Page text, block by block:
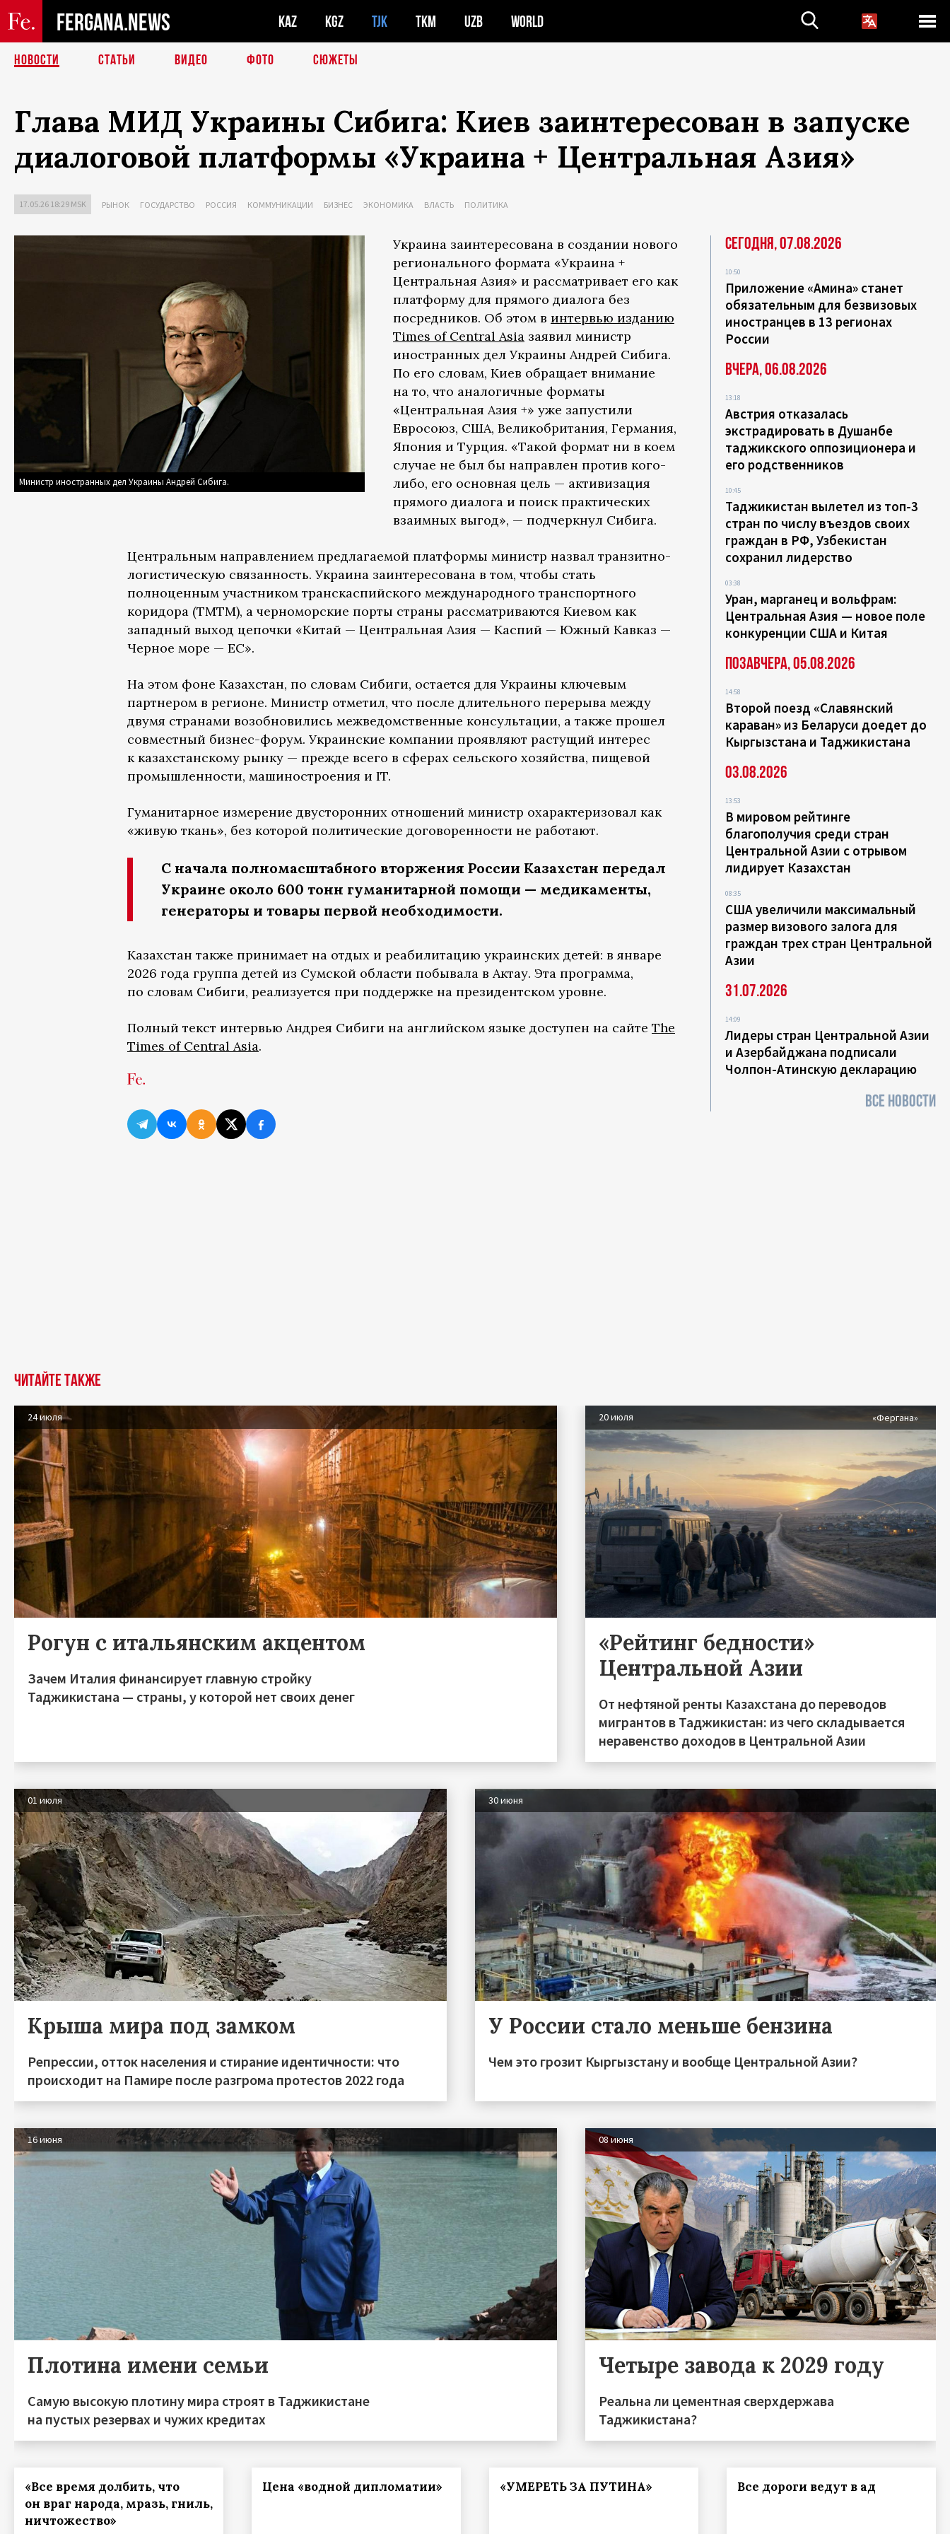
FERGANA.NEWS KAZ KGZ TJK TKM UZB WORLD
НОВОСТИ СТАТЬИ ВИДЕО ФОТО СЮЖЕТЫ
Глава МИД Украины Сибига: Киев заинтересован в запуске
диалоговой платформы «Украина + Центральная Азия»
17.05.26 18:29 MSK РЫНОК ГОСУДАРСТВО РОССИЯ КОММУНИКАЦИИ БИЗНЕС ЭКОНОМИКА ВЛАСТЬ ПОЛИТИКА
Министр иностранных дел Украины Андрей Сибига.
Украина заинтересована в создании нового
регионального формата «Украина +
Центральная Азия» и рассматривает его как
платформу для прямого диалога без
посредников. Об этом в интервью изданию
Times of Central Asia заявил министр
иностранных дел Украины Андрей Сибига.
По его словам, Киев обращает внимание
на то, что аналогичные форматы
«Центральная Азия +» уже запустили
Евросоюз, США, Великобритания, Германия,
Япония и Турция. «Такой формат ни в коем
случае не был бы направлен против кого-
либо, его основная цель — активизация
прямого диалога и поиск практических
взаимных выгод», — подчеркнул Сибига.
Центральным направлением предлагаемой платформы министр назвал транзитно-
логистическую связанность. Украина заинтересована в том, чтобы стать
полноценным участником транскаспийского международного транспортного
коридора (ТМТМ), а черноморские порты страны рассматриваются Киевом как
западный выход цепочки «Китай — Центральная Азия — Каспий — Южный Кавказ —
Черное море — ЕС».
На этом фоне Казахстан, по словам Сибиги, остается для Украины ключевым
партнером в регионе. Министр отметил, что после длительного перерыва между
двумя странами возобновились межведомственные консультации, а также прошел
совместный бизнес-форум. Украинские компании проявляют растущий интерес
к казахстанскому рынку — прежде всего в сферах сельского хозяйства, пищевой
промышленности, машиностроения и IT.
Гуманитарное измерение двусторонних отношений министр охарактеризовал как
«живую ткань», без которой политические договоренности не работают.
С начала полномасштабного вторжения России Казахстан передал
Украине около 600 тонн гуманитарной помощи — медикаменты,
генераторы и товары первой необходимости.
Казахстан также принимает на отдых и реабилитацию украинских детей: в январе
2026 года группа детей из Сумской области побывала в Актау. Эта программа,
по словам Сибиги, реализуется при поддержке на президентском уровне.
Полный текст интервью Андрея Сибиги на английском языке доступен на сайте The
Times of Central Asia.
Сегодня, 07.08.2026
10:50
Приложение «Амина» станет
обязательным для безвизовых
иностранцев в 13 регионах
России
Вчера, 06.08.2026
13:18
Австрия отказалась
экстрадировать в Душанбе
таджикского оппозиционера и
его родственников
10:45
Таджикистан вылетел из топ-3
стран по числу въездов своих
граждан в РФ, Узбекистан
сохранил лидерство
03:38
Уран, марганец и вольфрам:
Центральная Азия — новое поле
конкуренции США и Китая
Позавчера, 05.08.2026
14:58
Второй поезд «Славянский
караван» из Беларуси доедет до
Кыргызстана и Таджикистана
03.08.2026
13:53
В мировом рейтинге
благополучия среди стран
Центральной Азии с отрывом
лидирует Казахстан
08:35
США увеличили максимальный
размер визового залога для
граждан трех стран Центральной
Азии
31.07.2026
14:09
Лидеры стран Центральной Азии
и Азербайджана подписали
Чолпон-Атинскую декларацию
ВСЕ НОВОСТИ
Читайте также
24 июля
Рогун с итальянским акцентом
Зачем Италия финансирует главную стройку
Таджикистана — страны, у которой нет своих денег
20 июля «Фергана»
«Рейтинг бедности»
Центральной Азии
От нефтяной ренты Казахстана до переводов
мигрантов в Таджикистан: из чего складывается
неравенство доходов в Центральной Азии
01 июля
Крыша мира под замком
Репрессии, отток населения и стирание идентичности: что
происходит на Памире после разгрома протестов 2022 года
30 июня
У России стало меньше бензина
Чем это грозит Кыргызстану и вообще Центральной Азии?
16 июня
Плотина имени семьи
Самую высокую плотину мира строят в Таджикистане
на пустых резервах и чужих кредитах
08 июня
Четыре завода к 2029 году
Реальна ли цементная сверхдержава
Таджикистана?
«Все время долбить, что
он враг народа, мразь, гниль,
ничтожество»
Цена «водной дипломатии» «УМЕРЕТЬ ЗА ПУТИНА» Все дороги ведут в ад